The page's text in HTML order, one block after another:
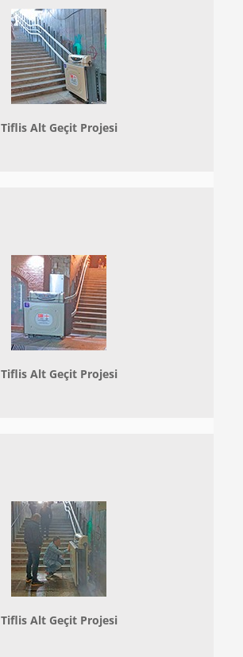
Tiflis Alt Geçit Projesi
Tiflis Alt Geçit Projesi
Tiflis Alt Geçit Projesi